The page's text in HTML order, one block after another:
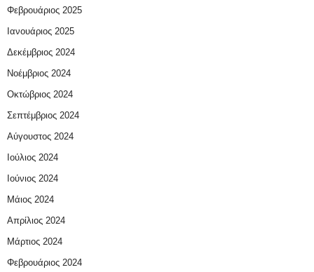
Φεβρουάριος 2025
Ιανουάριος 2025
Δεκέμβριος 2024
Νοέμβριος 2024
Οκτώβριος 2024
Σεπτέμβριος 2024
Αύγουστος 2024
Ιούλιος 2024
Ιούνιος 2024
Μάιος 2024
Απρίλιος 2024
Μάρτιος 2024
Φεβρουάριος 2024